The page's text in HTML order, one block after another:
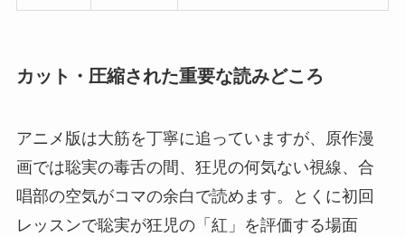
カット・圧縮された重要な読みどころ
アニメ版は大筋を丁寧に追っていますが、原作漫
画では聡実の毒舌の間、狂児の何気ない視線、合
唱部の空気がコマの余白で読めます。とくに初回
レッスンで聡実が狂児の「紅」を評価する場面